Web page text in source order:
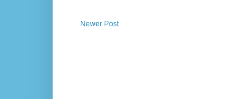
Newer Post